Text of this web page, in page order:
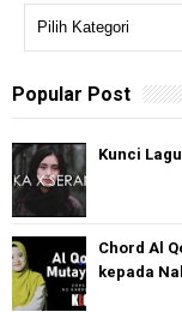
Popular Post
Kunci
Chord Al
kepada